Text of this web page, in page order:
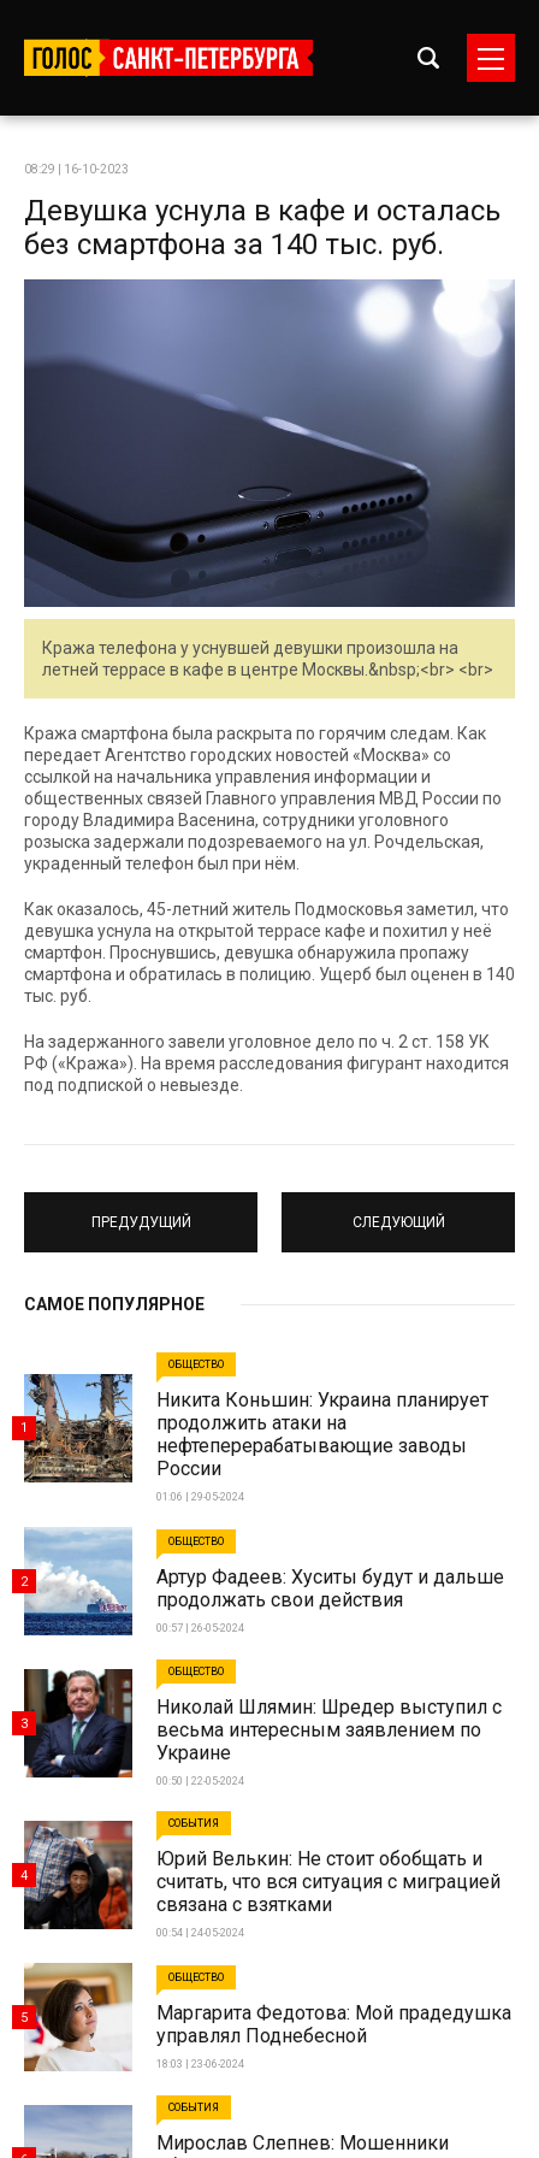
08:29 | 16-10-2023
Девушка уснула в кафе и осталась
без смартфона за 140 тыс. руб.
Кража телефона у уснувшей девушки произошла на
летней террасе в кафе в центре Москвы.&nbsp;<br> <br>
Кража смартфона была раскрыта по горячим следам. Как
передает Агентство городских новостей «Москва» со
ссылкой на начальника управления информации и
общественных связей Главного управления МВД России по
городу Владимира Васенина, сотрудники уголовного
розыска задержали подозреваемого на ул. Рочдельская,
украденный телефон был при нём.
Как оказалось, 45-летний житель Подмосковья заметил, что
девушка уснула на открытой террасе кафе и похитил у неё
смартфон. Проснувшись, девушка обнаружила пропажу
смартфона и обратилась в полицию. Ущерб был оценен в 140
тыс. руб.
На задержанного завели уголовное дело по ч. 2 ст. 158 УК
РФ («Кража»). На время расследования фигурант находится
под подпиской о невыезде.
ПРЕДУДУЩИЙ СЛЕДУЮЩИЙ
САМОЕ ПОПУЛЯРНОЕ
ОБЩЕСТВО
Никита Коньшин: Украина планирует
продолжить атаки на
нефтеперерабатывающие заводы
России
01:06 | 29-05-2024
1
ОБЩЕСТВО
Артур Фадеев: Хуситы будут и дальше
продолжать свои действия
00:57 | 26-05-2024
2
ОБЩЕСТВО
Николай Шлямин: Шредер выступил с
весьма интересным заявлением по
Украине
00:50 | 22-05-2024
3
СОБЫТИЯ
Юрий Велькин: Не стоит обобщать и
считать, что вся ситуация с миграцией
связана с взятками
00:54 | 24-05-2024
4
ОБЩЕСТВО
Маргарита Федотова: Мой прадедушка
управлял Поднебесной
18:03 | 23-06-2024
5
СОБЫТИЯ
Мирослав Слепнев: Мошенники